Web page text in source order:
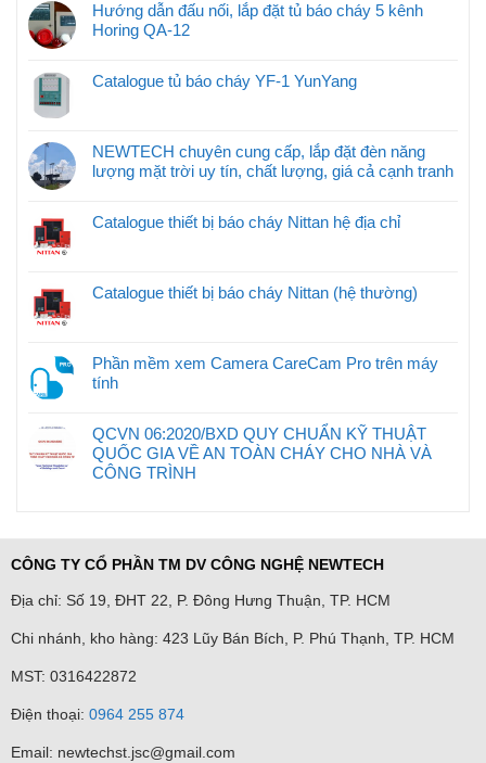
Hướng dẫn đấu nối, lắp đặt tủ báo cháy 5 kênh
Horing QA-12
Catalogue tủ báo cháy YF-1 YunYang
NEWTECH chuyên cung cấp, lắp đặt đèn năng
lượng mặt trời uy tín, chất lượng, giá cả cạnh tranh
Catalogue thiết bị báo cháy Nittan hệ địa chỉ
Catalogue thiết bị báo cháy Nittan (hệ thường)
Phần mềm xem Camera CareCam Pro trên máy
tính
QCVN 06:2020/BXD QUY CHUẨN KỸ THUẬT
QUỐC GIA VỀ AN TOÀN CHÁY CHO NHÀ VÀ
CÔNG TRÌNH
CÔNG TY CỔ PHẦN TM DV CÔNG NGHỆ NEWTECH
Địa chỉ: Số 19, ĐHT 22, P. Đông Hưng Thuận, TP. HCM
Chi nhánh, kho hàng: 423 Lũy Bán Bích, P. Phú Thạnh, TP. HCM
MST: 0316422872
Điện thoại: 0964 255 874
Email: newtechst.jsc@gmail.com